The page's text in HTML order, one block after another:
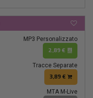
MP3 Personalizzato
2,89 €
Tracce Separate
3,89 €
MTA M-Live